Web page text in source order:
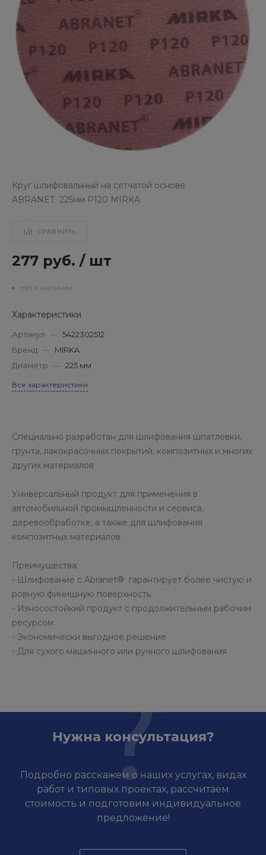
Круг шлифовальный на сетчатой основе
ABRANET 225мм Р120 MIRKA
СРАВНИТЬ
277 руб. / шт
Нет в наличии
Характеристики
Артикул — 5422302512
Бренд — MIRKA
Диаметр — 225 мм
Все характеристики
Специально разработан для шлифования шпатлевки,
грунта, лакокрасочных покрытий, композитных и многих
других материалов
Универсальный продукт для применения в
автомобильной промышленности и сервиса,
деревообработке, а также для шлифования
композитных материалов.
Преимущества:
- Шлифование с Abranet® гарантирует более чистую и
ровную финишную поверхность.
- Износостойкий продукт с продолжительным рабочим
ресурсом
- Экономически выгодное решение
- Для сухого машинного или ручного шлифования
Нужна консультация?
Подробно расскажем о наших услугах, видах
работ и типовых проектах, рассчитаем
стоимость и подготовим индивидуальное
предложение!